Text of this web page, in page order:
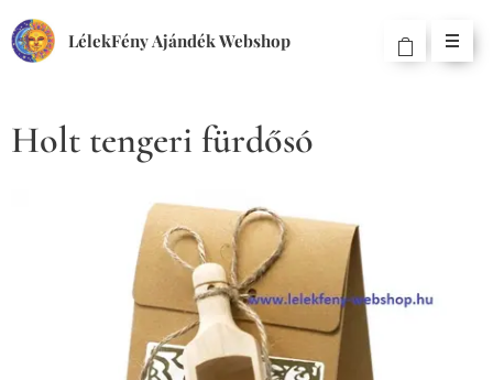
LélekFény Ajándék Webshop
Holt tengeri fürdősó